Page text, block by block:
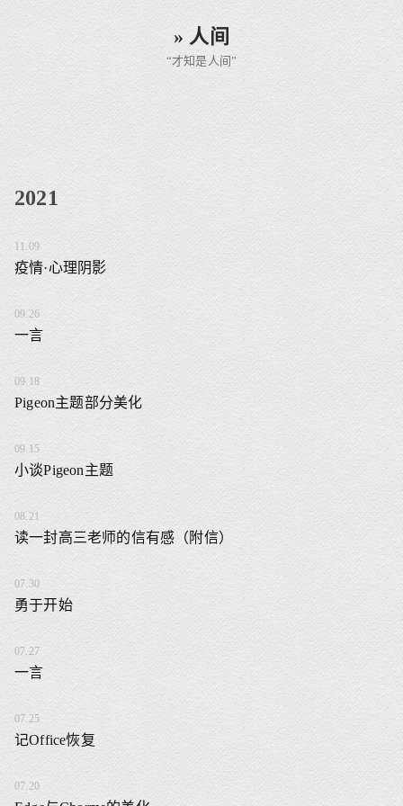
» 人间
“才知是人间”
2021
11.09
疫情·心理阴影
09.26
一言
09.18
Pigeon主题部分美化
09.15
小谈Pigeon主题
08.21
读一封高三老师的信有感（附信）
07.30
勇于开始
07.27
一言
07.25
记Office恢复
07.20